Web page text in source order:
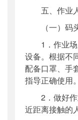
五、作业
（一）码
1．作业
设备。根据不
配备口罩、手
指导正确使用。
2．做好
近距离接触的